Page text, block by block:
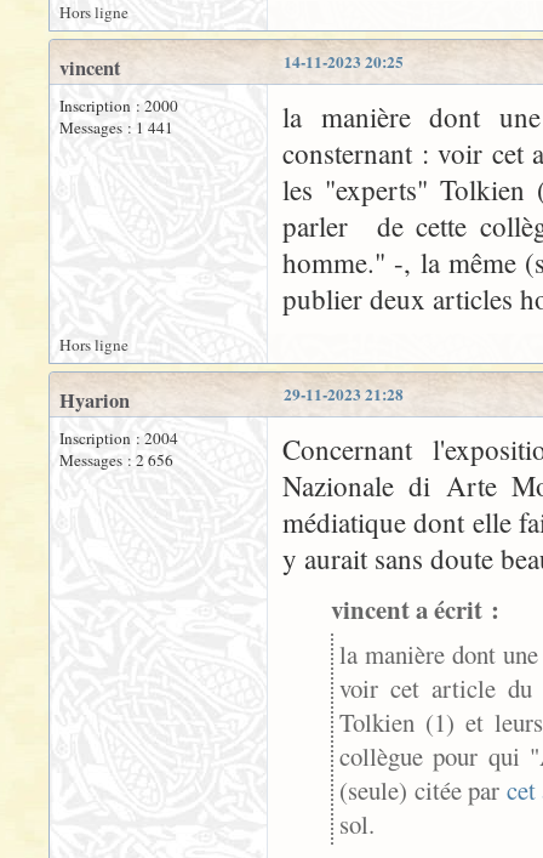
Hors ligne
14-11-2023 20:25
vincent
Inscription : 2000
Messages : 1 441
la manière dont
consternant : voir cet
les "experts" Tolkien
parler de cette
homme." -, la même
publier deux articles
Hors ligne
29-11-2023 21:28
Hyarion
Inscription : 2004
Messages : 2 656
Concernant
Nazionale di Arte
médiatique dont elle
y aurait sans doute
vincent a écrit :
la manière dont
voir cet article
Tolkien (1) et
collègue pour qui
(seule) citée par
sol.